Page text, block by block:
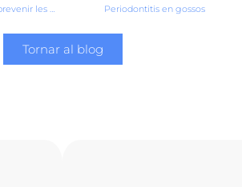
Com reconèixer i prevenir les malalties cardíaques en la teva mascota Periodontitis en gossos
Tornar al blog